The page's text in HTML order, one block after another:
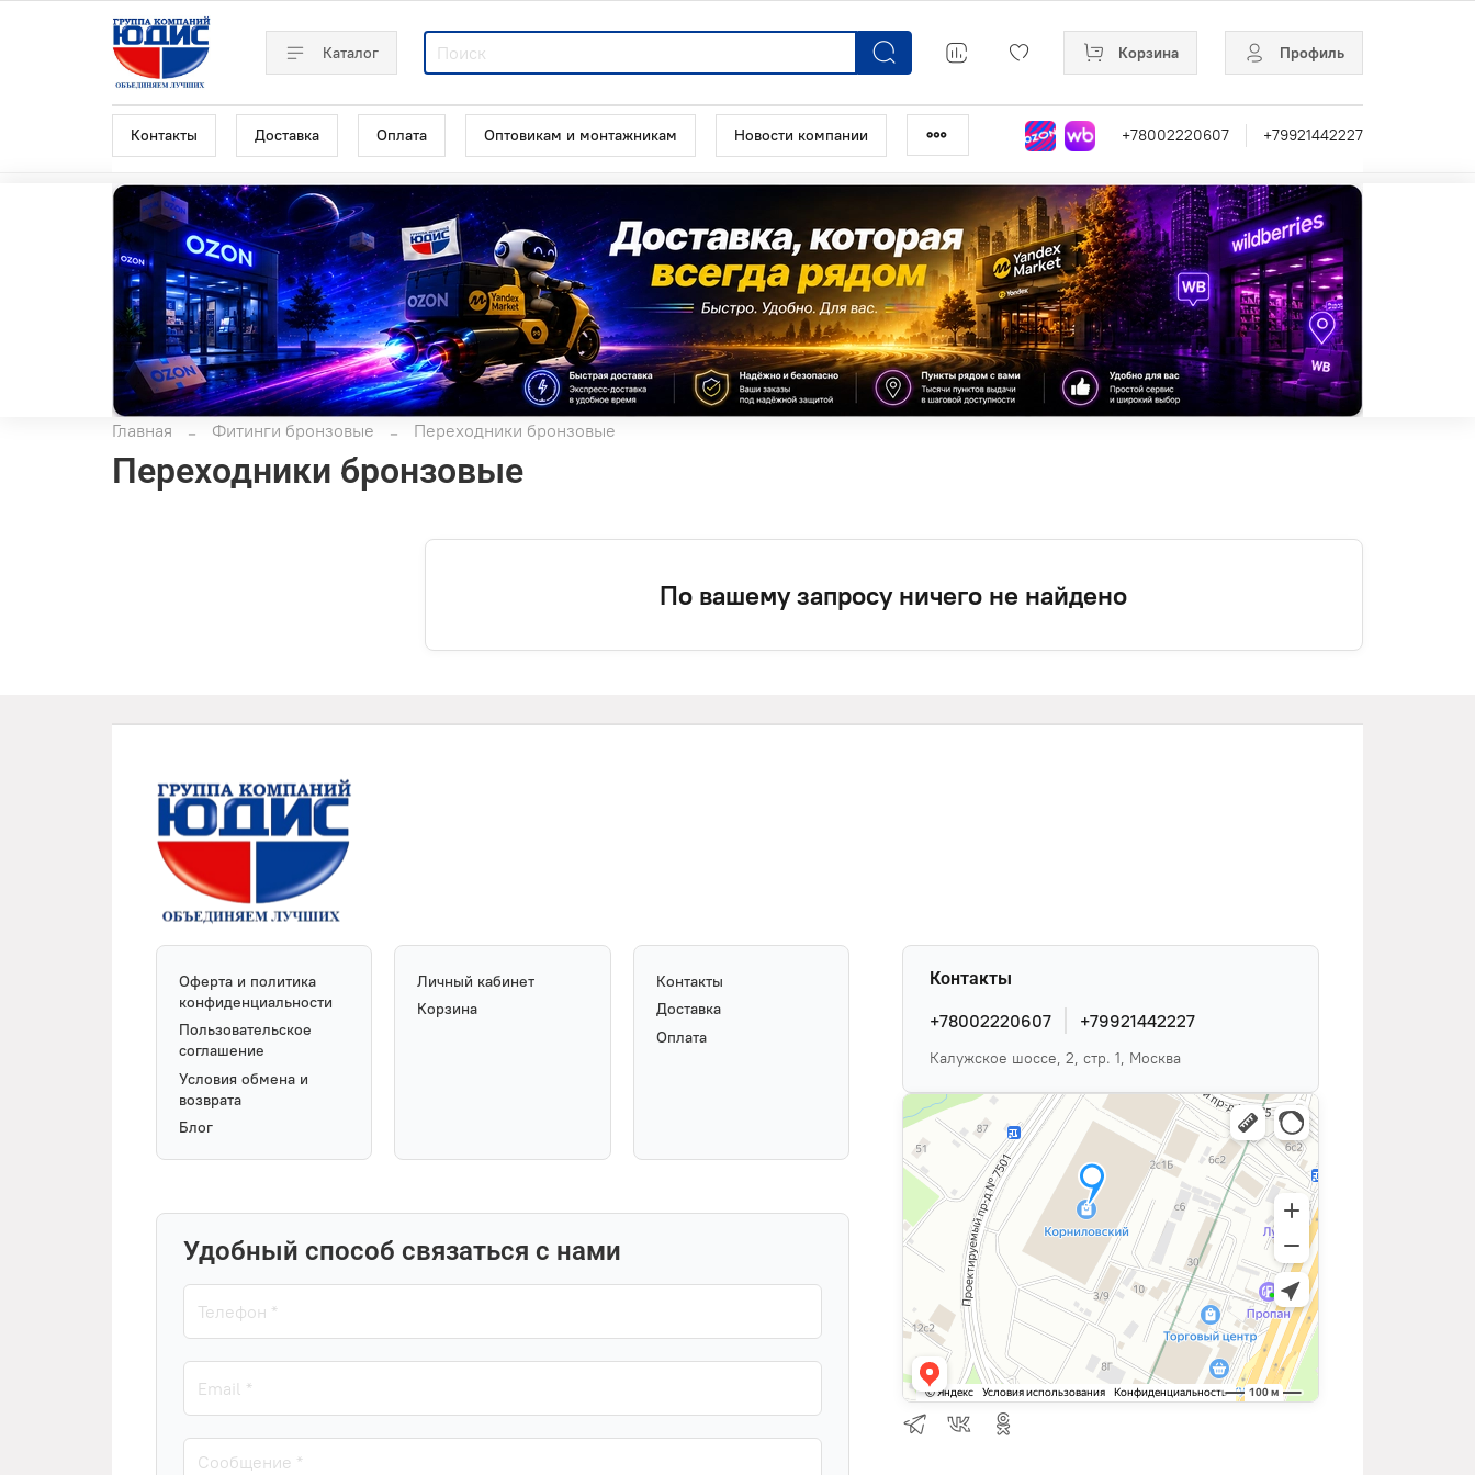
Каталог Корзина Профиль
Контакты Доставка Оплата Оптовикам и монтажникам Новости компании +78002220607 +79921442227
Главная Фитинги бронзовые Переходники бронзовые
Переходники бронзовые
По вашему запросу ничего не найдено
Оферта и политика
конфиденциальности
Пользовательское
соглашение
Условия обмена и
возврата
Блог
Личный кабинет
Корзина
Контакты
Доставка
Оплата
Удобный способ связаться с нами
Контакты
+78002220607 +79921442227
Калужское шоссе, 2, стр. 1, Москва